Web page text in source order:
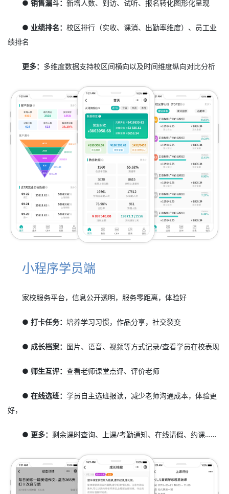
● 销售漏斗：新增人数、到访、试听、报名转化图形化呈现
● 业绩排名：校区排行（实收、课消、出勤率维度）、员工业
绩排名
更多： 多维度数据支持校区间横向以及时间维度纵向对比分析
小程序学员端
家校服务平台，信息公开透明，服务零距离，体验好
● 打卡任务：培养学习习惯，作品分享，社交裂变
● 成长档案： 图片、语音、视频等方式记录/查看学员在校表现
● 师生互评：查看老师课堂点评、评价老师
● 在线选班：学员自主选班报读，减少老师沟通成本，体验更
好，
● 更多：剩余课时查询、上课/考勤通知、在线请假、约课……